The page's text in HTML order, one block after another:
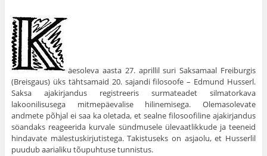
äesoleva aasta 27. aprillil suri Saksamaal Freiburgis
(Breisgaus) üks tähtsamaid 20. sajandi filosoofe – Edmund Husserl.
Saksa ajakirjandus registreeris sur­mateadet silmatorkava
lakoonilisusega mitmepäevalise hilinemisega. Olemasolevate
andmete põhjal ei saa ka oletada, et sealne filosoofiline ajakirjandus
söandaks reageerida kur­vale sündmusele ülevaatlikkude ja teeneid
hindavate mälestuskirju­tistega. Takistuseks on asjaolu, et Husserlil
puudub aarialiku tõu­puhtuse tunnistus.